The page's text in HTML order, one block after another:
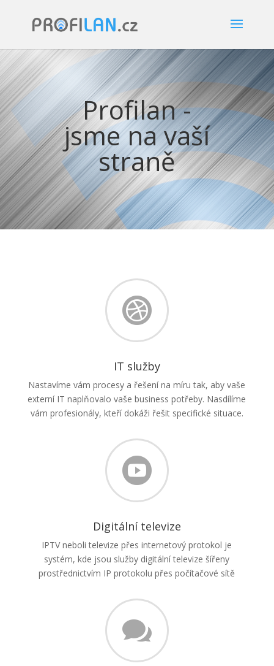
Profilan -
jsme na vaší
straně

IT služby
Nastavíme vám procesy a řešení na míru tak, aby vaše
externí IT naplňovalo vaše business potřeby. Nasdílíme
vám profesionály, kteří dokáži řešit specifické situace.

Digitální televize
IPTV neboli televize přes internetový protokol je
systém, kde jsou služby digitální televize šířeny
prostřednictvím IP protokolu přes počítačové sítě
